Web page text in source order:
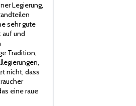
Legierung,
sehr gute
und
Tradition,
nicht, dass
eine raue